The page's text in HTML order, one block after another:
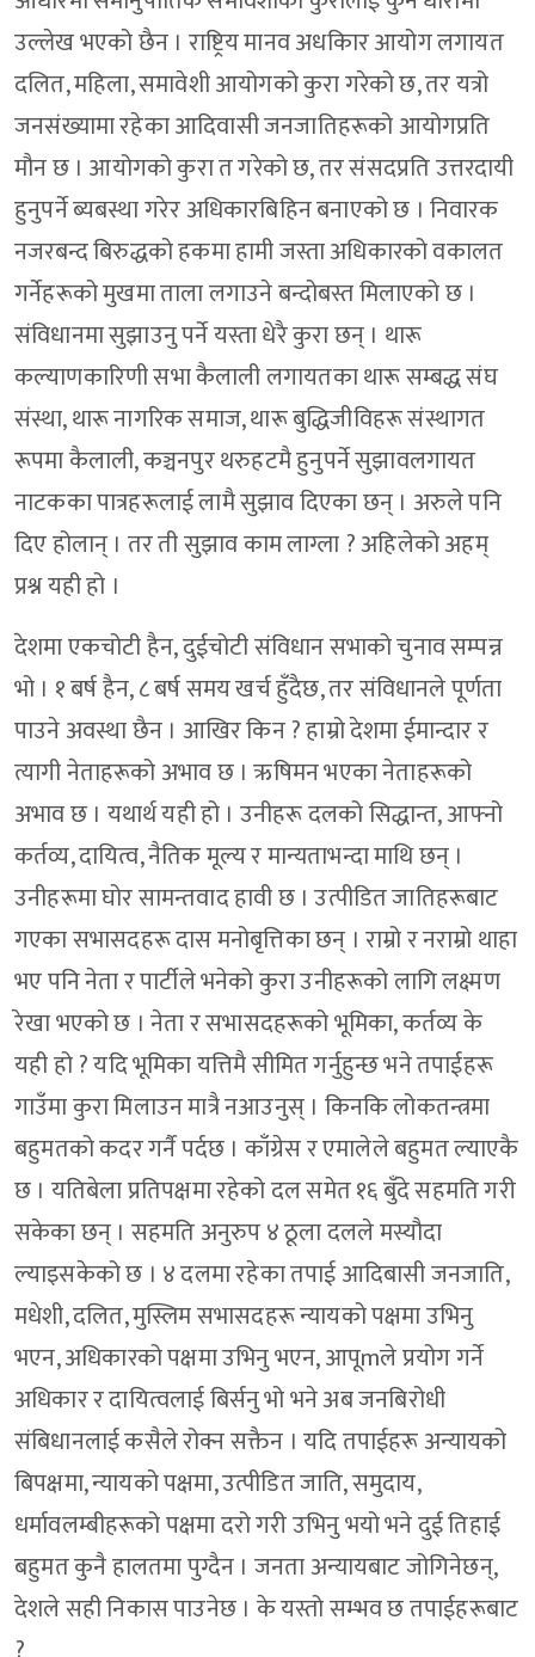
उल्लेख भएको छैन । राष्ट्रिय मानव अधकिार आयोग लगायत
दलित, महिला, समावेशी आयोगको कुरा गरेको छ, तर यत्रो
जनसंख्यामा रहेका आदिवासी जनजातिहरूको आयोगप्रति
मौन छ । आयोगको कुरा त गरेको छ, तर संसदप्रति उत्तरदायी
हुनुपर्ने ब्यबस्था गरेर अधिकारबिहिन बनाएको छ । निवारक
नजरबन्द बिरुद्धको हकमा हामी जस्ता अधिकारको वकालत
गर्नेहरूको मुखमा ताला लगाउने बन्दोबस्त मिलाएको छ ।
संविधानमा सुझाउनु पर्ने यस्ता धेरै कुरा छन् । थारू
कल्याणकारिणी सभा कैलाली लगायतका थारू सम्बद्ध संघ
संस्था, थारू नागरिक समाज, थारू बुद्धिजीविहरू संस्थागत
रूपमा कैलाली, कञ्चनपुर थरुहटमै हुनुपर्ने सुझावलगायत
नाटकका पात्रहरूलाई लामै सुझाव दिएका छन् । अरुले पनि
दिए होलान् । तर ती सुझाव काम लाग्ला ? अहिलेको अहम्
प्रश्न यही हो ।
देशमा एकचोटी हैन, दुईचोटी संविधान सभाको चुनाव सम्पन्न
भो । १ बर्ष हैन, ८ बर्ष समय खर्च हुँदैछ, तर संविधानले पूर्णता
पाउने अवस्था छैन । आखिर किन ? हाम्रो देशमा ईमान्दार र
त्यागी नेताहरूको अभाव छ । ऋषिमन भएका नेताहरूको
अभाव छ । यथार्थ यही हो । उनीहरू दलको सिद्धान्त, आफ्नो
कर्तव्य, दायित्व, नैतिक मूल्य र मान्यताभन्दा माथि छन् ।
उनीहरूमा घोर सामन्तवाद हावी छ । उत्पीडित जातिहरूबाट
गएका सभासदहरू दास मनोबृत्तिका छन् । राम्रो र नराम्रो थाहा
भए पनि नेता र पार्टीले भनेको कुरा उनीहरूको लागि लक्ष्मण
रेखा भएको छ । नेता र सभासदहरूको भूमिका, कर्तव्य के
यही हो ? यदि भूमिका यत्तिमै सीमित गर्नुहुन्छ भने तपाईहरू
गाउँमा कुरा मिलाउन मात्रै नआउनुस् । किनकि लोकतन्त्रमा
बहुमतको कदर गर्नै पर्दछ । काँग्रेस र एमालेले बहुमत ल्याएकै
छ । यतिबेला प्रतिपक्षमा रहेको दल समेत १६ बुँदे सहमति गरी
सकेका छन् । सहमति अनुरुप ४ ठूला दलले मस्यौदा
ल्याइसकेको छ । ४ दलमा रहेका तपाई आदिबासी जनजाति,
मधेशी, दलित, मुस्लिम सभासदहरू न्यायको पक्षमा उभिनु
भएन, अधिकारको पक्षमा उभिनु भएन, आपूmले प्रयोग गर्ने
अधिकार र दायित्वलाई बिर्सनु भो भने अब जनबिरोधी
संबिधानलाई कसैले रोक्न सक्तैन । यदि तपाईहरू अन्यायको
बिपक्षमा, न्यायको पक्षमा, उत्पीडित जाति, समुदाय,
धर्मावलम्बीहरूको पक्षमा दरो गरी उभिनु भयो भने दुई तिहाई
बहुमत कुनै हालतमा पुग्दैन । जनता अन्यायबाट जोगिनेछन्,
देशले सही निकास पाउनेछ । के यस्तो सम्भव छ तपाईहरूबाट